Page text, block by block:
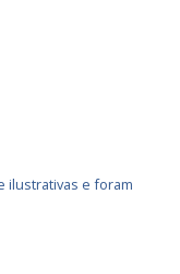
ilustrativas e foram